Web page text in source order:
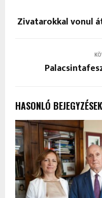
Zivatarokkal vonul
HASONLÓ BEJEGYZÉSEK